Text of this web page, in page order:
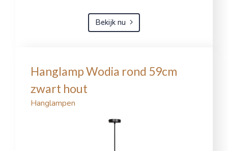
Bekijk nu
Hanglamp Wodia rond 59cm
zwart hout
Hanglampen